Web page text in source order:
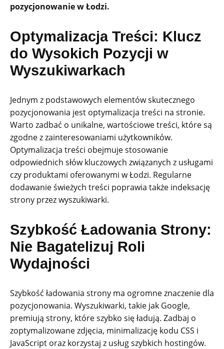
pozycjonowanie w Łodzi.
Optymalizacja Treści: Klucz
do Wysokich Pozycji w
Wyszukiwarkach
Jednym z podstawowych elementów skutecznego
pozycjonowania jest optymalizacja treści na stronie.
Warto zadbać o unikalne, wartościowe treści, które są
zgodne z zainteresowaniami użytkowników.
Optymalizacja treści obejmuje stosowanie
odpowiednich słów kluczowych związanych z usługami
czy produktami oferowanymi w Łodzi. Regularne
dodawanie świeżych treści poprawia także indeksację
strony przez wyszukiwarki.
Szybkość Ładowania Strony:
Nie Bagatelizuj Roli
Wydajności
Szybkość ładowania strony ma ogromne znaczenie dla
pozycjonowania. Wyszukiwarki, takie jak Google,
premiują strony, które szybko się ładują. Zadbaj o
zoptymalizowane zdjęcia, minimalizację kodu CSS i
JavaScript oraz korzystaj z usług szybkich hostingów.